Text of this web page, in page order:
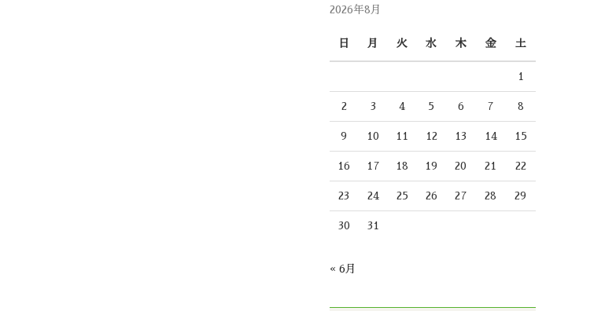
2026年8月
日 月 火 水 木 金 土
1
2 3 4 5 6 7 8
9 10 11 12 13 14 15
16 17 18 19 20 21 22
23 24 25 26 27 28 29
30 31
« 6月